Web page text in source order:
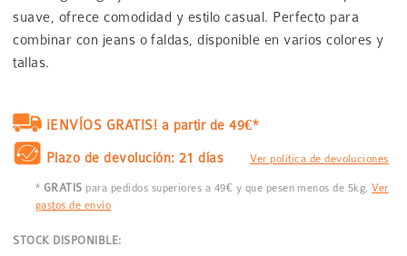
suave, ofrece comodidad y estilo casual. Perfecto para
combinar con jeans o faldas, disponible en varios colores y
tallas.
¡ENVÍOS GRATIS! a partir de 49€*
Plazo de devolución: 21 días Ver política de devoluciones
* GRATIS para pedidos superiores a 49€ y que pesen menos de 5kg.Ver
gastos de envío
STOCK DISPONIBLE: